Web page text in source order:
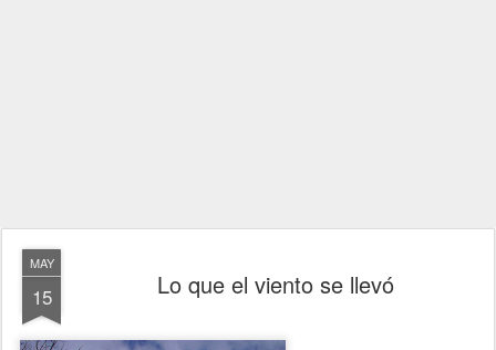
MAY
15 Lo que el viento se llevó